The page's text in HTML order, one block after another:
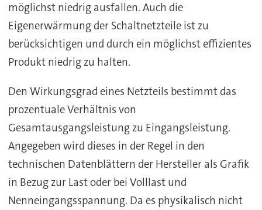
möglichst niedrig ausfallen. Auch die
Eigenerwärmung der Schaltnetzteile ist zu
berücksichtigen und durch ein möglichst effizientes
Produkt niedrig zu halten.
Den Wirkungsgrad eines Netzteils bestimmt das
prozentuale Verhältnis von
Gesamtausgangsleistung zu Eingangsleistung.
Angegeben wird dieses in der Regel in den
technischen Datenblättern der Hersteller als Grafik
in Bezug zur Last oder bei Volllast und
Nenneingangsspannung. Da es physikalisch nicht